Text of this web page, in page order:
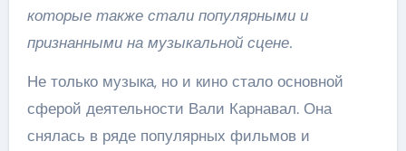
которые также стали популярными и
признанными на музыкальной сцене.
Не только музыка, но и кино стало основной
сферой деятельности Вали Карнавал. Она
снялась в ряде популярных фильмов и